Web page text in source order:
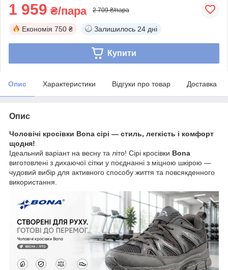
1 959 ₴/пара 2 709 ₴/пара
Економія 750 ₴ Залишилось 24 дні
Купити
Опис Характеристики Відгуки про товар Доставка
Опис
Чоловічі кросівки Bona сірі — стиль, легкість і комфорт
щодня!
Ідеальний варіант на весну та літо! Сірі кросівки Bona
виготовлені з дихаючої сітки у поєднанні з міцною шкірою —
чудовий вибір для активного способу життя та повсякденного
використання.